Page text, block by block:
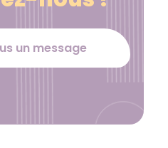
un message